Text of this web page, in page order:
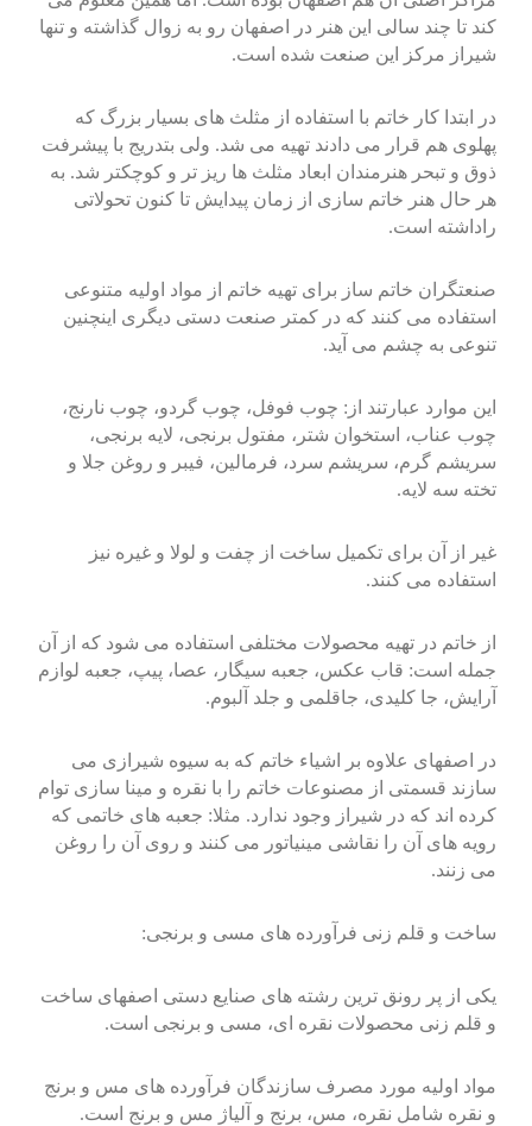
کند تا چند سالی این هنر در اصفهان رو به زوال گذاشته و تنها
شیراز مرکز این صنعت شده است.
در ابتدا کار خاتم با استفاده از مثلث های بسیار بزرگ که
پهلوی هم قرار می دادند تهیه می شد. ولی بتدریج با پیشرفت
ذوق و تبحر هنرمندان ابعاد مثلث ها ریز تر و کوچکتر شد. به
هر حال هنر خاتم سازی از زمان پیدایش تا کنون تحولاتی
راداشته است.
صنعتگران خاتم ساز برای تهیه خاتم از مواد اولیه متنوعی
استفاده می کنند که در کمتر صنعت دستی دیگری اینچنین
تنوعی به چشم می آید.
این موارد عبارتند از: چوب فوفل، چوب گردو، چوب نارنج،
چوب عناب، استخوان شتر، مفتول برنجی، لایه برنجی،
سریشم گرم، سریشم سرد، فرمالین، فیبر و روغن جلا و
تخته سه لایه.
غیر از آن برای تکمیل ساخت از چفت و لولا و غیره نیز
استفاده می کنند.
از خاتم در تهیه محصولات مختلفی استفاده می شود که از آن
جمله است: قاب عکس، جعبه سیگار، عصا، پیپ، جعبه لوازم
آرایش، جا کلیدی، جاقلمی و جلد آلبوم.
در اصفهای علاوه بر اشیاء خاتم که به سیوه شیرازی می
سازند قسمتی از مصنوعات خاتم را با نقره و مینا سازی توام
کرده اند که در شیراز وجود ندارد. مثلا: جعبه های خاتمی که
رویه های آن را نقاشی مینیاتور می کنند و روی آن را روغن
می زنند.
ساخت و قلم زنی فرآورده های مسی و برنجی:
یکی از پر رونق ترین رشته های صنایع دستی اصفهای ساخت
و قلم زنی محصولات نقره ای، مسی و برنجی است.
مواد اولیه مورد مصرف سازندگان فرآورده های مس و برنج
و نقره شامل نقره، مس، برنج و آلیاژ مس و برنج است.